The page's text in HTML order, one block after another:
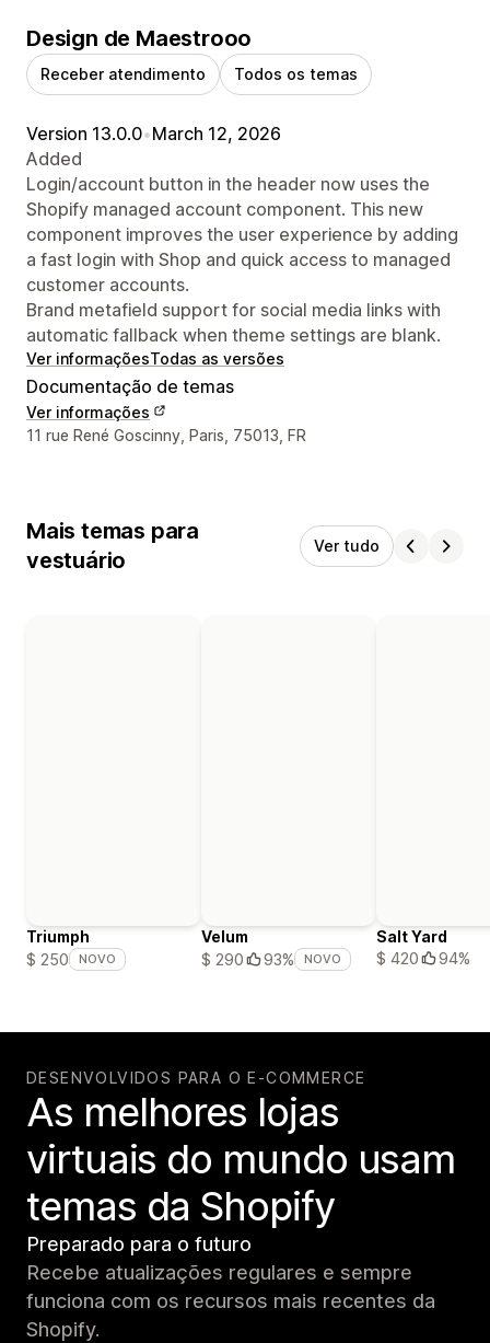
Design de Maestrooo
Receber atendimento Todos os temas
Version 13.0.0•March 12, 2026
Added
Login/account button in the header now uses the
Shopify managed account component. This new
component improves the user experience by adding
a fast login with Shop and quick access to managed
customer accounts.
Brand metafield support for social media links with
automatic fallback when theme settings are blank.
Ver informaçõesTodas as versões
Documentação de temas
Ver informações
Informações de contato do designer
11 rue René Goscinny, Paris, 75013, FR
Mais temas para
vestuário
Ver tudo
Triumph
$ 250
NOVO
Velum
$ 290
93% NOVO
Salt Yard
$ 420
94%
DESENVOLVIDOS PARA O E-COMMERCE
As melhores lojas
virtuais do mundo usam
temas da Shopify
Preparado para o futuro
Recebe atualizações regulares e sempre
funciona com os recursos mais recentes da
Shopify.